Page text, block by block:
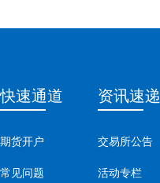
快速通道
期货开户
常见问题
资讯速递
交易所公告
活动专栏